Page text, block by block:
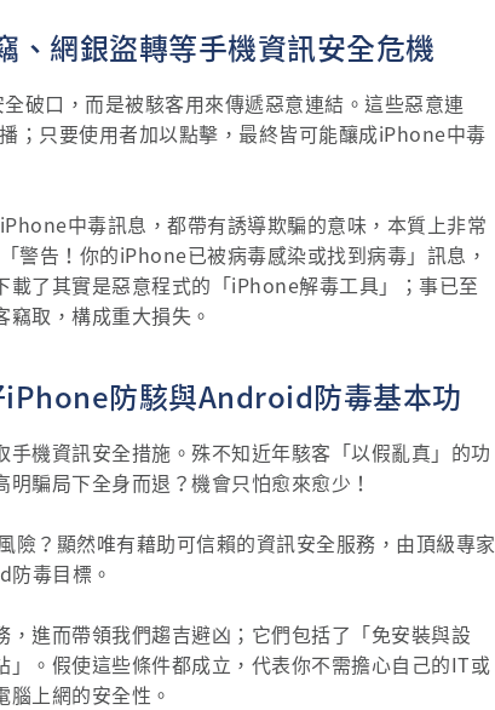
、網銀盜轉等手機資訊安全危機
破口，而是被駭客用來傳遞惡意連結。這些惡意連
；只要使用者加以點擊，最終皆可能釀成iPhone中毒
中毒訊息，都帶有誘導欺騙的意味，本質上非常
告！你的iPhone已被病毒感染或找到病毒」訊息，
了其實是惡意程式的「iPhone解毒工具」；事已至
取，構成重大損失。
iPhone防駭與Android防毒基本功
機資訊安全措施。殊不知近年駭客「以假亂真」的功
騙局下全身而退？機會只怕愈來愈少！
？顯然唯有藉助可信賴的資訊安全服務，由頂級專家
毒目標。
進而帶領我們趨吉避凶；它們包括了「免安裝與設
。假使這些條件都成立，代表你不需擔心自己的IT或
上網的安全性。